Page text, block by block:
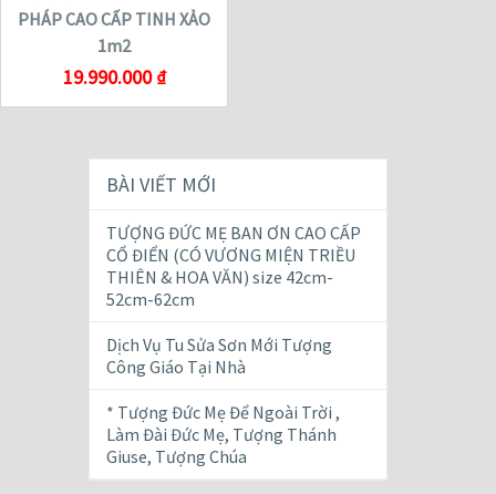
PHÁP CAO CẤP TINH XẢO
1m2
19.990.000₫
BÀI VIẾT MỚI
TƯỢNG ĐỨC MẸ BAN ƠN CAO CẤP
CỔ ĐIỂN (CÓ VƯƠNG MIỆN TRIỀU
THIÊN & HOA VĂN) size 42cm-
52cm-62cm
Dịch Vụ Tu Sửa Sơn Mới Tượng
Công Giáo Tại Nhà
* Tượng Đức Mẹ Để Ngoài Trời ,
Làm Đài Đức Mẹ, Tượng Thánh
Giuse, Tượng Chúa